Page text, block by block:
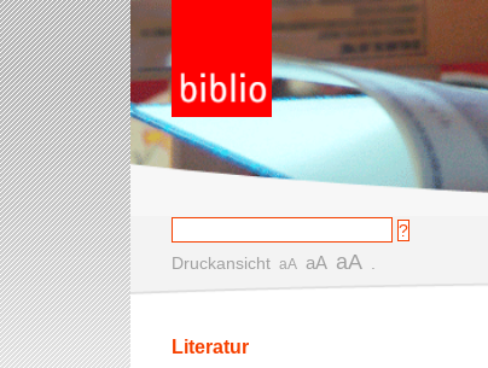
Druckansicht aA aA aA
Literatur